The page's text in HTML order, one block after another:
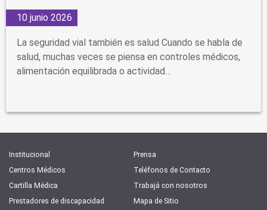
10 junio 2026
La seguridad vial también es salud Cuando se habla de
salud, muchas veces se piensa en controles médicos,
alimentación equilibrada o actividad…
Institucional
Centros Médicos
Cartilla Médica
Prestadores de discapacidad
Prensa
Teléfonos de Contacto
Trabajá con nosotros
Mapa de Sitio